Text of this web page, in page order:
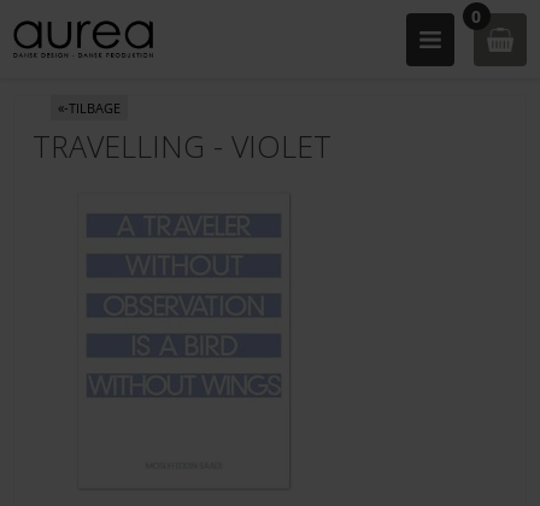
0
«-TILBAGE
TRAVELLING - VIOLET